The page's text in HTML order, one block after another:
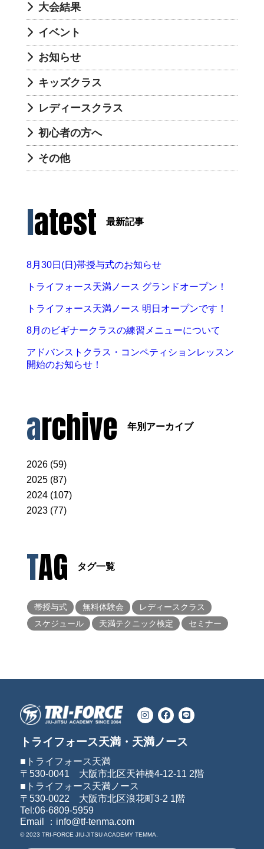
大会結果
イベント
お知らせ
キッズクラス
レディースクラス
初心者の方へ
その他
latest 最新記事
8月30日(日)帯授与式のお知らせ
トライフォース天満ノース グランドオープン！
トライフォース天満ノース 明日オープンです！
8月のビギナークラスの練習メニューについて
アドバンストクラス・コンペティションレッスン
開始のお知らせ！
archive 年別アーカイブ
2026 (59)
2025 (87)
2024 (107)
2023 (77)
TAG タグ一覧
帯授与式 無料体験会
レディースクラス
スケジュール
天満テクニック検定 セミナー
トライフォース天満・天満ノース
■トライフォース天満
〒530-0041 大阪市北区天神橋4-12-11 2階
■トライフォース天満ノース
〒530-0022 大阪市北区浪花町3-2 1階
Tel:06-6809-5959
Email ：info@tf-tenma.com
© 2023 TRI-FORCE JIU-JITSU ACADEMY TEMMA.